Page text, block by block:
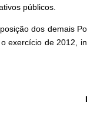
públicos.
dos demais
exercício de 2012,